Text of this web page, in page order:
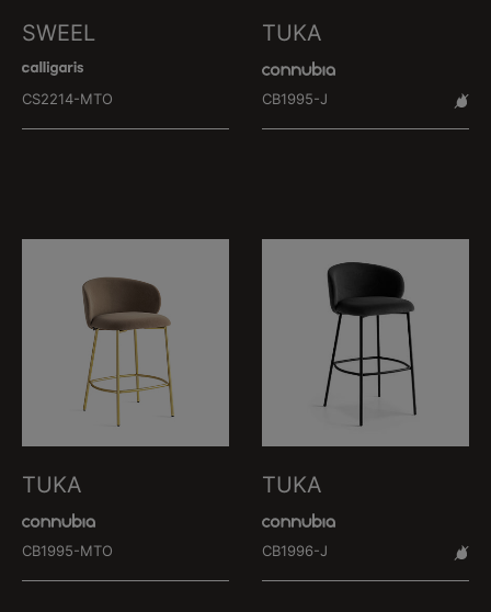
SWEEL
CS2214-MTO
TUKA
CB1995-J
TUKA
CB1995-MTO
TUKA
CB1996-J